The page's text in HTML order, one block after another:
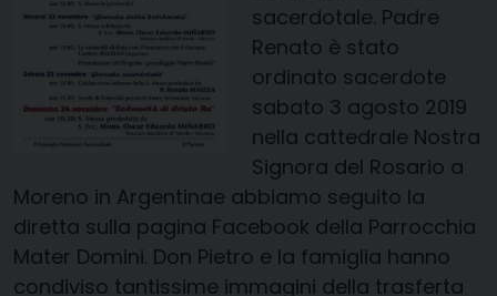
sacerdotale. Padre
Renato è stato
ordinato sacerdote
sabato 3 agosto 2019
nella cattedrale Nostra
Signora del Rosario a
Moreno in Argentinae abbiamo seguito la
diretta sulla pagina Facebook della Parrocchia
Mater Domini. Don Pietro e la famiglia hanno
condiviso tantissime immagini della trasferta